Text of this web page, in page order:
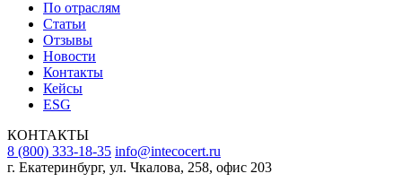
По отраслям
Статьи
Отзывы
Новости
Контакты
Кейсы
ESG
КОНТАКТЫ
8 (800) 333-18-35 info@intecocert.ru
г. Екатеринбург, ул. Чкалова, 258, офис 203